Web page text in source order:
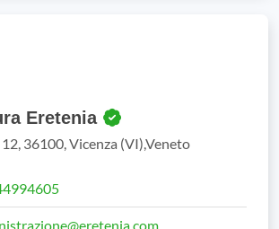
Eretenia
36100, Vicenza (VI),Veneto